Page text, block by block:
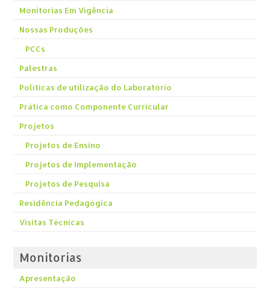
Monitorias Em Vigência
Nossas Produções
PCCs
Palestras
Políticas de utilização do Laboratório
Prática como Componente Curricular
Projetos
Projetos de Ensino
Projetos de Implementação
Projetos de Pesquisa
Residência Pedagógica
Visitas Técnicas
Monitorias
Apresentação